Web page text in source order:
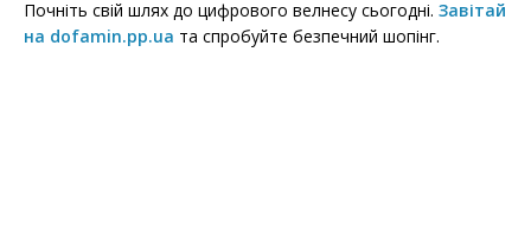
Почніть свій шлях до цифрового велнесу сьогодні. Завітай
на dofamin.pp.ua та спробуйте безпечний шопінг.